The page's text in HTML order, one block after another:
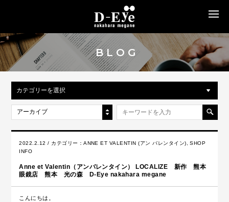
BLOG
カテゴリーを選択
アーカイブ
2022.2.12 / カテゴリー：ANNE ET VALENTIN (アン バレンタイン) ,SHOP
INFO
Anne et Valentin（アンバレンタイン） LOCALIZE 新作 熊本
眼鏡店 熊本 光の森 D-Eye nakahara megane
こんにちは。